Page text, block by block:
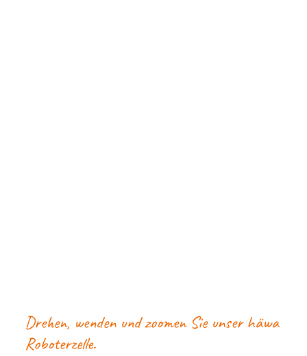
Drehen, wenden und zoomen Sie unser häwa
Roboterzelle.